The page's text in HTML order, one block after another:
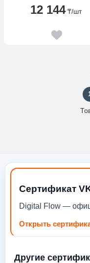
12 144 ₸/шт
Сертификат
Digital Flow —
Открыть
Другие